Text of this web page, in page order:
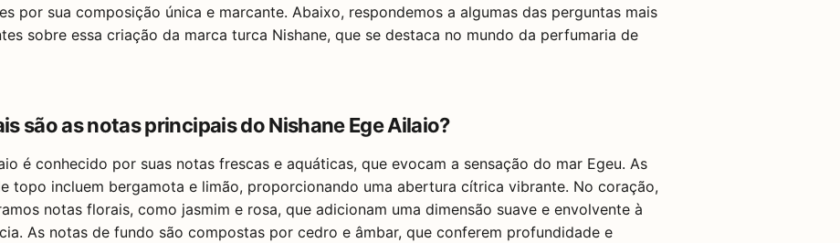
por sua composição única e marcante. Abaixo, respondemos a algumas das perguntas mais
sobre essa criação da marca turca Nishane, que se destaca no mundo da perfumaria de
são as notas principais do Nishane Ege Ailaio?
é conhecido por suas notas frescas e aquáticas, que evocam a sensação do mar Egeu. As
topo incluem bergamota e limão, proporcionando uma abertura cítrica vibrante. No coração,
notas florais, como jasmim e rosa, que adicionam uma dimensão suave e envolvente à
As notas de fundo são compostas por cedro e âmbar, que conferem profundidade e